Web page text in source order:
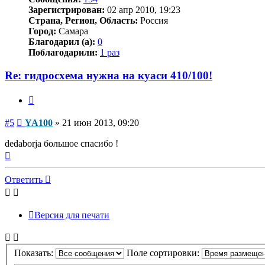
Зарегистрирован: 02 апр 2010, 19:23
Страна, Регион, Область: Россия
Город: Самара
Благодарил (а): 0
Поблагодарили: 1 раз
Re: гидросхема нужна на куаси 410/100!
#5 Сообщение
YA100 » 21 июн 2013, 09:20
dedaborja большое спасибо !
началу
Ответить
Версия для печати
Показать: Поле сортировки: